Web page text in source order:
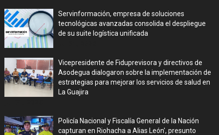
Servinformación, empresa de soluciones
tecnológicas avanzadas consolida el despliegue
de su suite logística unificada
Vicepresidente de Fiduprevisora y directivos de
Asodegua dialogaron sobre la implementación de
estrategias para mejorar los servicios de salud en
La Guajira
Policía Nacional y Fiscalía General de la Nación
capturan en Riohacha a Alias León', presunto